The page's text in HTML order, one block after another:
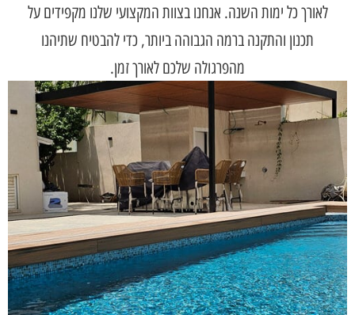
לאורך כל ימות השנה. אנחנו בצוות המקצועי שלנו מקפידים על
תכנון והתקנה ברמה הגבוהה ביותר, כדי להבטיח שתיהנו
מהפרגולה שלכם לאורך זמן.